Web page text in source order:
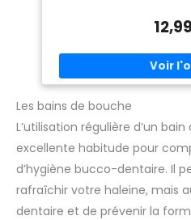
brossette interdentaire TePe
brosse à dents n'atteint pas.
la plaque dentaire entre les
Il est important d'avoir une
utiliser quotidiennement pour
saines et une haleine fraîche.
votre brosse à dents. Matières
matières premières des
proviennent de sources
avec 100% d'énergie verte. Les
sont fabriquées en Suède.
manche ergonomique offre
un nettoyage contrôlé. Les
sont développées en
dentaires afin de
Les bains de bouche
L’utilisation régulière d’un
excellente habitude pour
d’hygiène bucco-dentaire. Il
rafraîchir votre haleine, mais
dentaire et de prévenir la